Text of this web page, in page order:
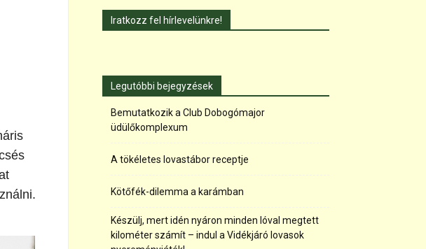
Iratkozz fel hírlevelünkre!
Legutóbbi bejegyzések
Bemutatkozik a Club Dobogómajor
üdülőkomplexum
A tökéletes lovastábor receptje
Kötőfék-dilemma a karámban
Készülj, mert idén nyáron minden lóval megtett
kilométer számít – indul a Vidékjáró lovasok